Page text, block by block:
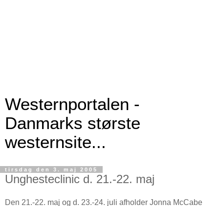
Westernportalen -
Danmarks største
westernsite...
tirsdag den 3. maj 2005
Unghesteclinic d. 21.-22. maj
Den 21.-22. maj og d. 23.-24. juli afholder Jonna McCabe